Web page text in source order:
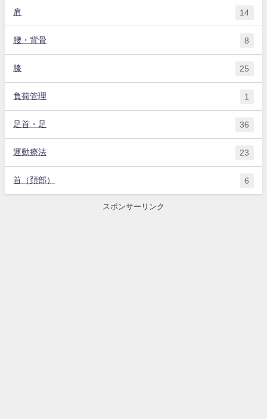
肩 14
腰・背骨 8
膝 25
負荷管理 1
足首・足 36
運動療法 23
首（頚部） 6
スポンサーリンク